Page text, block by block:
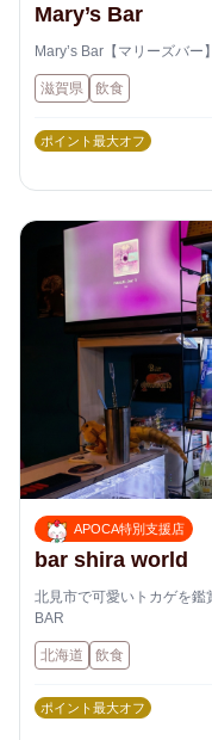
Mary’s Bar
Mary’s Bar【マリーズバー】
滋賀県 飲食
ポイント最大オフ
APOCA特別支援店
bar shira world
北見市で可愛いトカゲを
BAR
北海道 飲食
ポイント最大オフ